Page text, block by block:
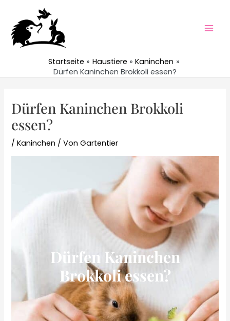
springen
Startseite Haustiere
Kaninchen
Dürfen Kaninchen Brokkoli essen?
Dürfen Kaninchen Brokkoli
essen?
/Kaninchen / VonGartentier
Dürfen Kaninchen
Brokkoli essen?